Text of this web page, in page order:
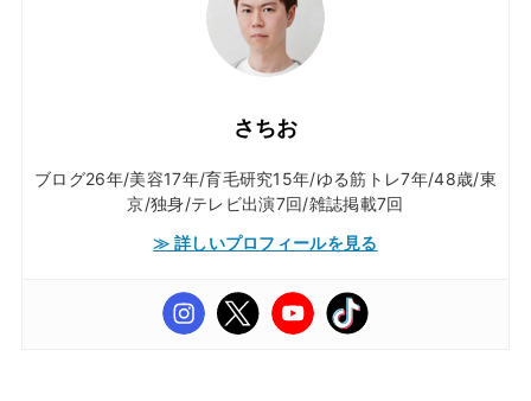
さちお
ブログ26年/美容17年/育毛研究15年/ゆる筋トレ7年/48歳/東
京/独身/テレビ出演7回/雑誌掲載7回
≫ 詳しいプロフィールを見る